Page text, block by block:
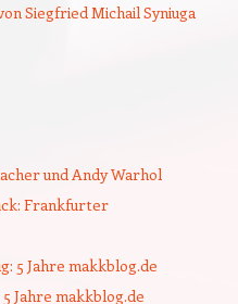
Siegfried Michail Syniuga
und Andy Warhol
Frankfurter
5 Jahre makkblog.de
Jahre makkblog.de